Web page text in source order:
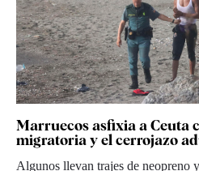
Marruecos asfixia a Ceuta
migratoria y el cerrojazo
Algunos llevan trajes de neopreno